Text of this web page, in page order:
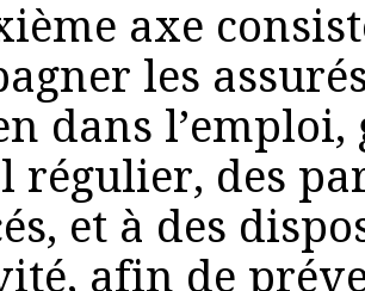
axe
les
dans l’emploi,
régulier, des
et à des
afin de